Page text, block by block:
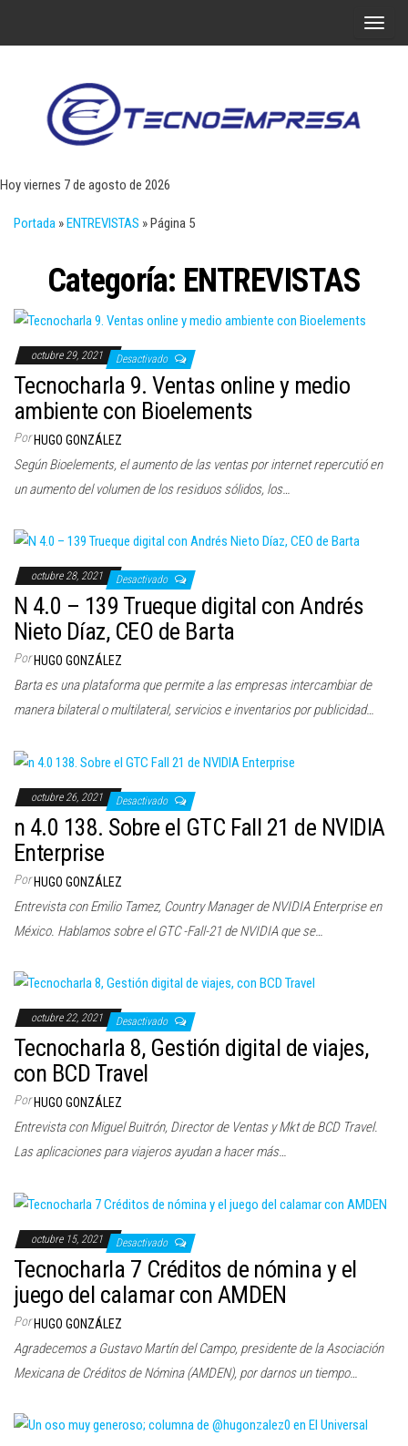
A
ó
Hoy viernes 7 de agosto de 2026
Portada »ENTREVISTAS »Página 5
Categoría: ENTREVISTAS
octubre 29, 2021 Desactivado
Tecnocharla 9. Ventas online y medio
ambiente con Bioelements
PorHUGO GONZÁLEZ
Según Bioelements, el aumento de las ventas por internet repercutió en
un aumento del volumen de los residuos sólidos, los…
octubre 28, 2021 Desactivado
N 4.0 – 139 Trueque digital con Andrés
Nieto Díaz, CEO de Barta
Por HUGO GONZÁLEZ
Barta es una plataforma que permite a las empresas intercambiar de
manera bilateral o multilateral, servicios e inventarios por publicidad…
octubre 26, 2021 Desactivado
n 4.0 138. Sobre el GTC Fall 21 de NVIDIA
Enterprise
PorHUGO GONZÁLEZ
Entrevista con Emilio Tamez, Country Manager de NVIDIA Enterprise en
México. Hablamos sobre el GTC -Fall-21 de NVIDIA que se…
octubre 22, 2021 Desactivado
Tecnocharla 8, Gestión digital de viajes,
con BCD Travel
Por HUGO GONZÁLEZ
Entrevista con Miguel Buitrón, Director de Ventas y Mkt de BCD Travel.
Las aplicaciones para viajeros ayudan a hacer más…
octubre 15, 2021 Desactivado
Tecnocharla 7 Créditos de nómina y el
juego del calamar con AMDEN
Por HUGO GONZÁLEZ
Agradecemos a Gustavo Martín del Campo, presidente de la Asociación
Mexicana de Créditos de Nómina (AMDEN), por darnos un tiempo…